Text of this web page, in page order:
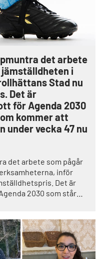
det arbete
i
Stad nu
Det är
för Agenda 2030
kommer att
under vecka 47 nu
det arbete som pågår
inför
Det är
2030 som står